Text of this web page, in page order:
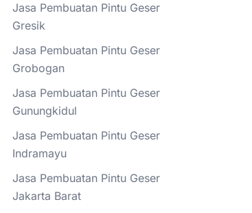
Jasa Pembuatan Pintu Geser
Gresik
Jasa Pembuatan Pintu Geser
Grobogan
Jasa Pembuatan Pintu Geser
Gunungkidul
Jasa Pembuatan Pintu Geser
Indramayu
Jasa Pembuatan Pintu Geser
Jakarta Barat